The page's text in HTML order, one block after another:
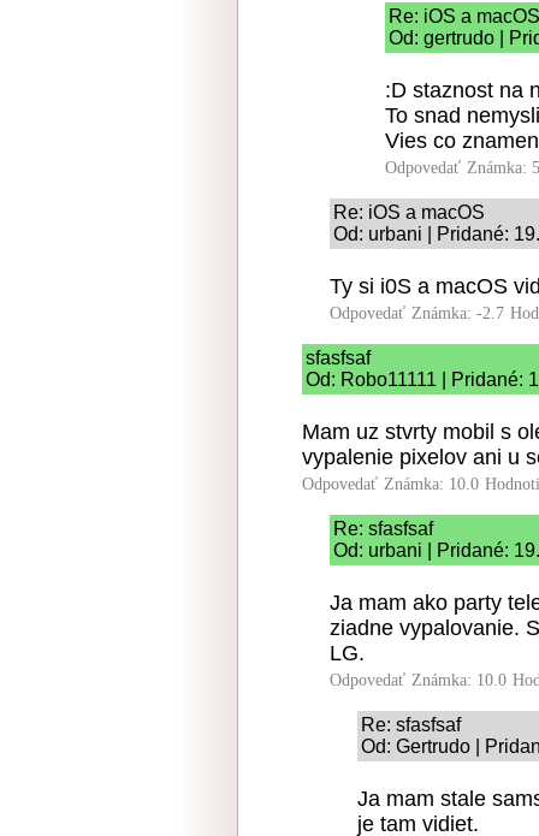
Re: iOS a macOS
Od: gertrudo |
:D staznost na
To snad
Vies co
Odpovedať Známka:
Re: iOS a macOS
Od: urbani | Pridané:
Ty si i0S a macOS
Odpovedať Známka: -2.7
sfasfsaf
Od: Robo11111 | Pridané:
Mam uz stvrty mobil s
vypalenie pixelov ani u
Odpovedať Známka: 10.0
Re: sfasfsaf
Od: urbani | Pridané:
Ja mam ako party
ziadne vypalovanie.
LG.
Odpovedať Známka: 10.0
Re: sfasfsaf
Od: Gertrudo |
Ja mam stale
je tam vidiet.